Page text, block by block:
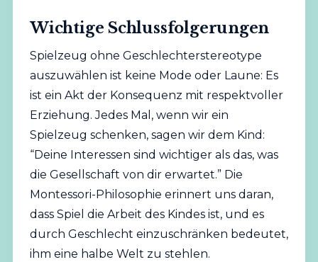
Wichtige Schlussfolgerungen
Spielzeug ohne Geschlechterstereotype
auszuwählen ist keine Mode oder Laune: Es
ist ein Akt der Konsequenz mit respektvoller
Erziehung. Jedes Mal, wenn wir ein
Spielzeug schenken, sagen wir dem Kind:
“Deine Interessen sind wichtiger als das, was
die Gesellschaft von dir erwartet.” Die
Montessori-Philosophie erinnert uns daran,
dass Spiel die Arbeit des Kindes ist, und es
durch Geschlecht einzuschränken bedeutet,
ihm eine halbe Welt zu stehlen.